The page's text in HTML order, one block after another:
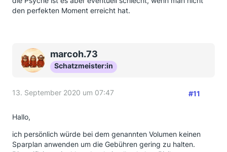
den perfekten Moment erreicht hat.
marcoh.73
Schatzmeister:in
13. September 2020 um 07:47 #11
Hallo,
ich persönlich würde bei dem genannten Volumen keinen
Sparplan anwenden um die Gebühren gering zu halten.